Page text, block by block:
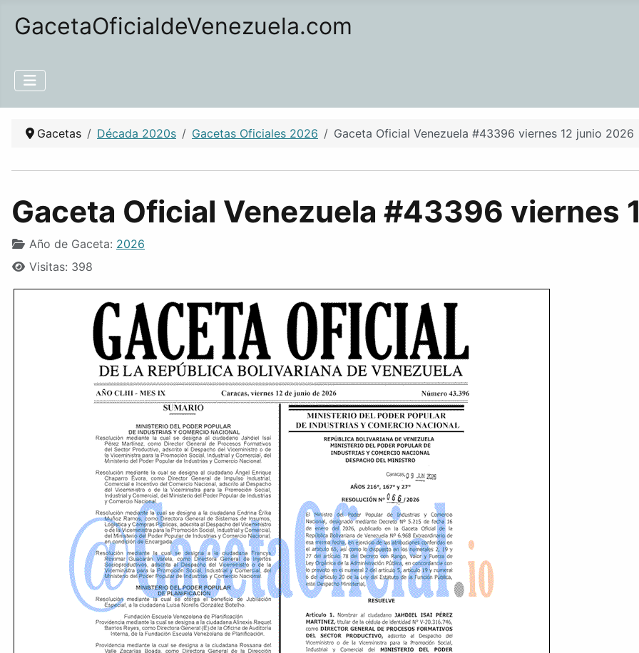
GacetaOficialdeVenezuela.com
Gacetas Década 2020s Gacetas Oficiales 2026 Gaceta Oficial Venezuela #43396 viernes 12 junio 2026
Gaceta Oficial Venezuela #43396 viernes
Año de Gaceta: 2026
Visitas: 398